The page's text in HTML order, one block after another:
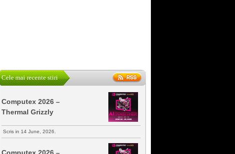
Cele mai recente stiri
Computex 2026 –
Thermal Grizzly
Scris in 14 June, 2026.